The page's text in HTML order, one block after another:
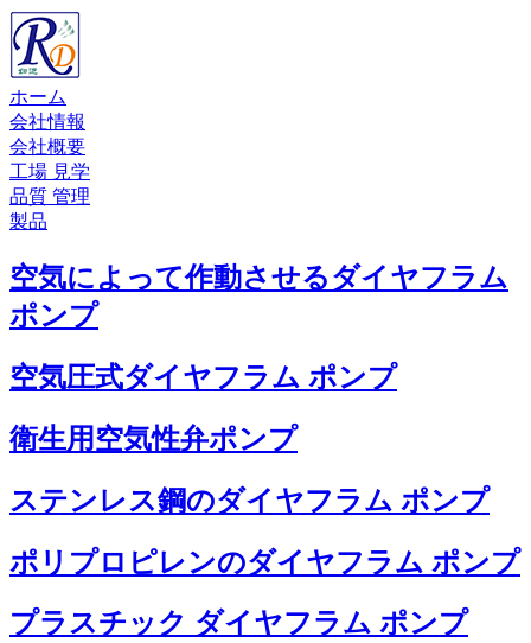
ホーム
会社情報
会社概要
工場 見学
品質 管理
製品
空気によって作動させるダイヤフラム
ポンプ
空気圧式ダイヤフラム ポンプ
衛生用空気性弁ポンプ
ステンレス鋼のダイヤフラム ポンプ
ポリプロピレンのダイヤフラム ポンプ
プラスチック ダイヤフラム ポンプ